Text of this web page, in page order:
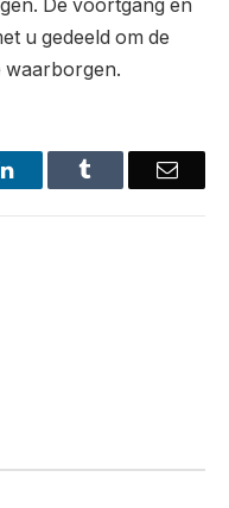
De voortgang en
u gedeeld om de
waarborgen.
LinkedIn Email